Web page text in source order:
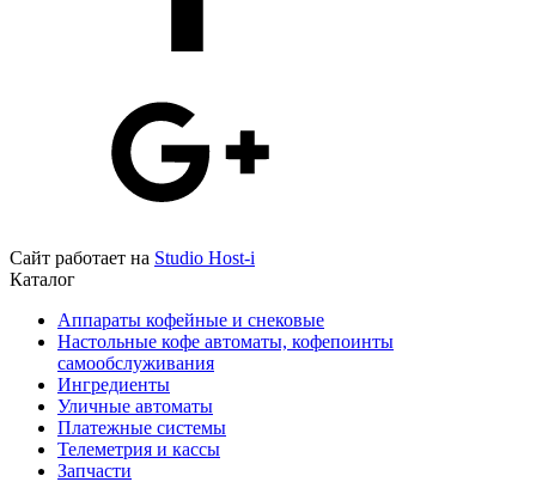
Сайт работает на Studio Host-i
Каталог
Аппараты кофейные и снековые
Настольные кофе автоматы, кофепоинты
самообслуживания
Ингредиенты
Уличные автоматы
Платежные системы
Телеметрия и кассы
Запчасти